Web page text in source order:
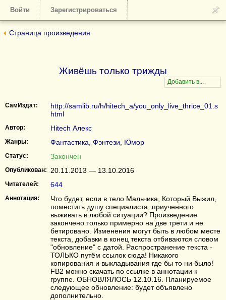
Войти Зарегистрироваться
Страница произведения
Живёшь только трижды
СамИздат:
http://samlib.ru/h/hitech_a/you_only_live_thrice_01.s
html
Автор: Hitech Алекс
Жанры: Фантастика Фэнтези Юмор
Статус: Закончен
Опубликован: 20.11.2013 — 13.10.2016
Читателей: 644
Аннотация:
Что будет, если в тело Мальчика, Который Выжил,
поместить душу специалиста, приученного
выживать в любой ситуации? Произведение
закончено только примерно на две трети и не
бетировано. Изменения могут быть в любом месте
текста, добавки в конец текста отбиваются словом
"обновление" с датой. Распространение текста -
ТОЛЬКО путём ссылок сюда! Никакого
копирования и выкладывания где бы то ни было!
FB2 можно скачать по ссылке в аннотации к
группе. ОБНОВЛЯЛОСЬ 12.10.16. Планируемое
следующее обновление: будет объявлено
дополнительно.